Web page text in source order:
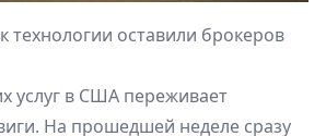
технологии оставили брокеров
услуг в США переживает
На прошедшей неделе сразу